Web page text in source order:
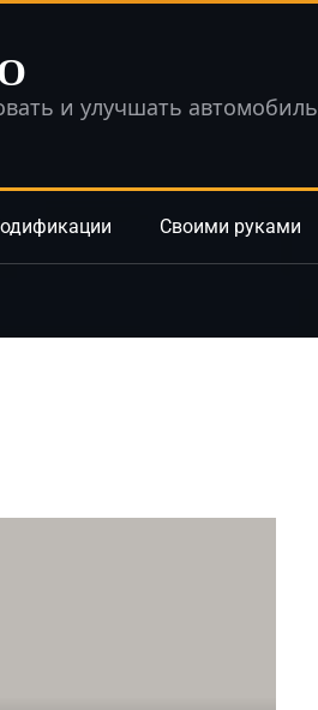
и улучшать автомобиль
Своими руками